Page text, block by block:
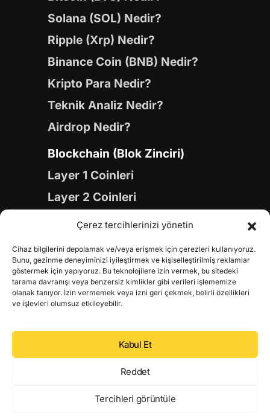
Çerez tercihlerinizi yönetin
Cihaz bilgilerini depolamak ve/veya erişmek için çerezleri kullanıyoruz.
Bunu, gezinme deneyiminizi iyileştirmek ve kişiselleştirilmiş reklamlar
göstermek için yapıyoruz. Bu teknolojilere izin vermek, bu sitedeki
tarama davranışı veya benzersiz kimlikler gibi verileri işlememize
olanak tanıyor. İzin vermemek veya izni geri çekmek, belirli özellikleri
ve işlevleri olumsuz etkileyebilir.
Kabul Et
Reddet
Tercihleri görüntüle
Solana (SOL) Nedir?
Ripple (Xrp) Nedir?
Binance Coin (BNB) Nedir?
Kripto Para Nedir?
Teknik Analiz Nedir?
Airdrop Nedir?
Blockchain (Blok Zinciri)
Layer 1 Coinleri
Layer 2 Coinleri
Yapay Zeka (AI) Coinleri
Gaming Coinleri
RWA Coinleri
DeFi Coinleri
DePIN Coinleri
Metaverse Coinleri
Web 3.0 Coinleri
Coin Türevleri